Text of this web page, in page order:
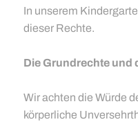
In unserem
dieser Rechte.
Die Grundrechte und
Wir achten die Würde
körperliche